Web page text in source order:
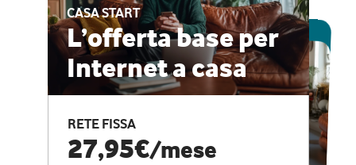
CASA START
L’offerta base per
Internet a casa
RETE FISSA
27,95€/mese
ESCLUSIVA ONLINE
CASA PRO
Internet veloce e
vantaggi speciali